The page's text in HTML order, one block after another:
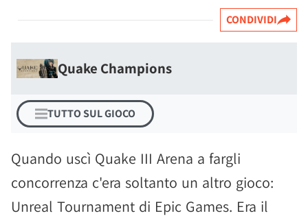
CONDIVIDI
Quake Champions
TUTTO SUL GIOCO
Quando uscì Quake III Arena a fargli
concorrenza c'era soltanto un altro gioco:
Unreal Tournament di Epic Games. Era il